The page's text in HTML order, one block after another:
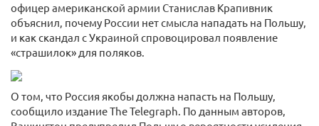
офицер американской армии Станислав Крапивник
объяснил, почему России нет смысла нападать на Польшу,
и как скандал с Украиной спровоцировал появление
«страшилок» для поляков.
О том, что Россия якобы должна напасть на Польшу,
сообщило издание The Telegraph. По данным авторов,